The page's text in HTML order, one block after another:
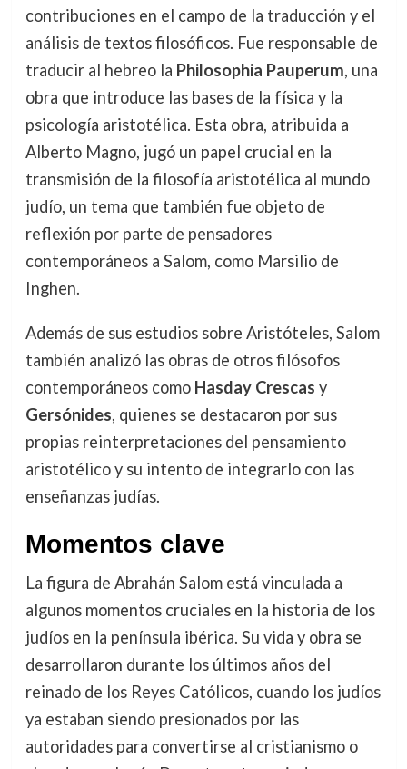
contribuciones en el campo de la traducción y el
análisis de textos filosóficos. Fue responsable de
traducir al hebreo la Philosophia Pauperum, una
obra que introduce las bases de la física y la
psicología aristotélica. Esta obra, atribuida a
Alberto Magno, jugó un papel crucial en la
transmisión de la filosofía aristotélica al mundo
judío, un tema que también fue objeto de
reflexión por parte de pensadores
contemporáneos a Salom, como Marsilio de
Inghen.
Además de sus estudios sobre Aristóteles, Salom
también analizó las obras de otros filósofos
contemporáneos como Hasday Crescas y
Gersónides, quienes se destacaron por sus
propias reinterpretaciones del pensamiento
aristotélico y su intento de integrarlo con las
enseñanzas judías.
Momentos clave
La figura de Abrahán Salom está vinculada a
algunos momentos cruciales en la historia de los
judíos en la península ibérica. Su vida y obra se
desarrollaron durante los últimos años del
reinado de los Reyes Católicos, cuando los judíos
ya estaban siendo presionados por las
autoridades para convertirse al cristianismo o